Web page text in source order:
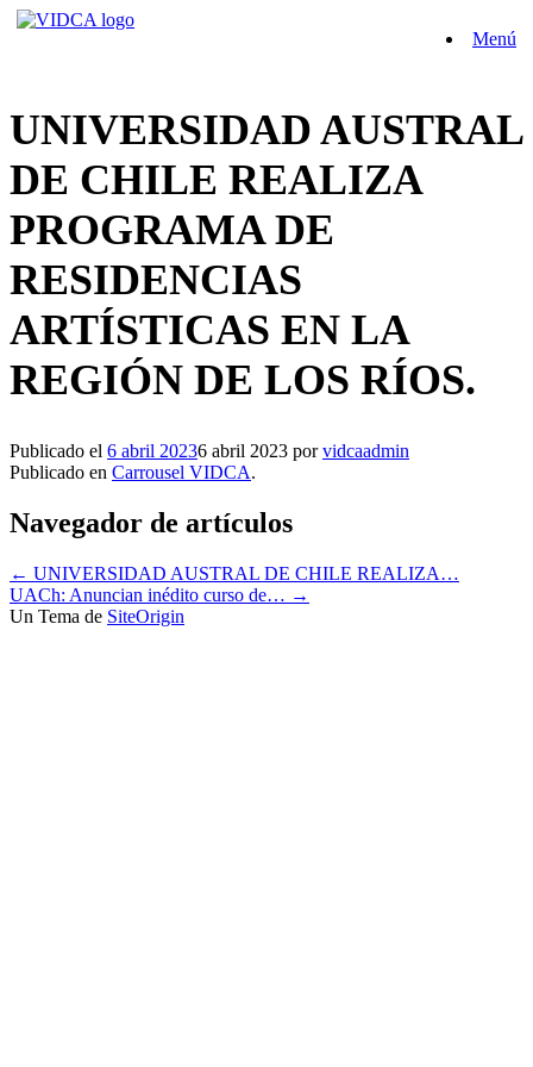
Saltar
Menú
UNIVERSIDAD AUSTRAL
DE CHILE REALIZA
PROGRAMA DE
RESIDENCIAS
ARTÍSTICAS EN LA
REGIÓN DE LOS RÍOS.
Publicado el 6 abril 20236 abril 2023 porvidcaadmin
Publicado en Carrousel VIDCA.
Navegador de artículos
← UNIVERSIDAD AUSTRAL DE CHILE REALIZA…
UACh: Anuncian inédito curso de… →
Un Tema de SiteOrigin